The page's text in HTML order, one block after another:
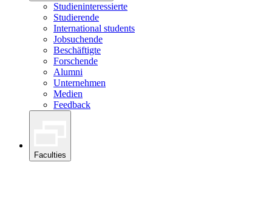
Studieninteressierte
Studierende
International students
Jobsuchende
Beschäftigte
Forschende
Alumni
Unternehmen
Medien
Feedback
Faculties